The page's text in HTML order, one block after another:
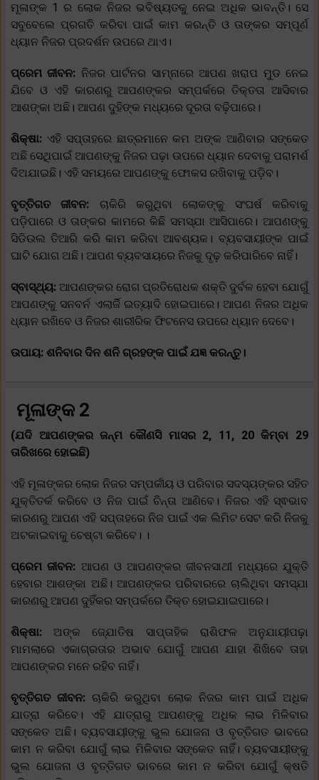
ମୂଳାଙ୍କ 1 ର ଲୋକ ନିଜର ଭବିଷ୍ୟତକୁ ନେଇ ଅଧିକ ଭାବନ୍ତି। ସେ
ସବୁବେଲେ ପ୍ରଗତି କରିବା ପାଇଁ କାମ କରନ୍ତି ଓ ତାଙ୍କର ସମ୍ପୂର୍ଣ
ଧ୍ୟାନ ନିଜର ପ୍ରଦର୍ଶନ ଉପରେ ଥାଏ।
ପ୍ରେମ ଜୀବନ: ନିଜର ପାର୍ଟନର ସାମ୍ନାରେ ଆପଣ ଖରାପ ମୁଡ ନେଇ
ଯିବେ ଓ ଏହି କାରଣରୁ ଆପଣଙ୍କର ସମ୍ପର୍କରେ ତିକ୍ତତା ଆସିବାର
ଆଶଙ୍କା ଅଛି। ଆପଣ ଦୁହିଙ୍କ ମଧ୍ୟରେ ଦୂରତା ବଢ଼ିପାରେ।
ଶିକ୍ଷା: ଏହି ସପ୍ତାହରେ ଛାତ୍ରମାନେ କମ ଅଙ୍କ ଆଣିବାର ସଙ୍କେତ
ଅଛି ସେଥିପାଇଁ ଆପଣଙ୍କୁ ନିଜର ପଢ଼ା ଉପରେ ଧ୍ୟାନ ଦେବାକୁ ପରାମର୍ଶ
ଦିଅଯାଇଛି। ଏହି ସମୟରେ ଆପଣଙ୍କୁ ଫୋକସ ରଖିବାକୁ ପଡ଼ିବ।
ବୃତ୍ତିଗତ ଜୀବନ: ଚାକିରି କରୁଥିବା ଲୋକଙ୍କୁ ସଂଘର୍ଷ କରିବାକୁ
ପଡ଼ିପାରେ ଓ ତାଙ୍କର କାମରେ କିଛି ସମସ୍ଯା ଆସିପାରେ। ଆପଣଙ୍କୁ
ସିଡିଉଲ ତିଆରି କରି କାମ କରିବା ଆବଶ୍ୟକ। ବ୍ୟବସାୟୀଙ୍କ ପାଇଁ
ଘାଟି ଯୋଗ ଅଛି। ଆପଣ ବ୍ୟବସାୟରେ ନିଜକୁ ଦୃଢ଼ କରିପାରିବେ ନାହିଁ।
ସ୍ବାସ୍ଥ୍ୟ: ଆପଣଙ୍କର ରୋଗ ପ୍ରତିରୋଧକ ଶକ୍ତି ଦୁର୍ବଳ ହେବା ଯୋଗୁଁ
ଆପଣଙ୍କୁ ସନବର୍ନ ଏଲାର୍ଜି ଇତ୍ୟାଦି ହୋଇପାରେ। ଆପଣ ନିଜର ଅଧିକ
ଧ୍ୟାନ ରଖିବେ ଓ ନିଜର ଶାରୀରିକ ଫିଟନେସ ଉପରେ ଧ୍ୟାନ ଦେବେ।
ଉପାୟ: ଶନିବାର ଦିନ ଶନି ଗ୍ରହଙ୍କ ପାଇଁ ଯଜ୍ଞ କରନ୍ତୁ।
ମୂଳାଙ୍କ 2
(ଯଦି ଆପଣଙ୍କର ଜନ୍ମ କୌଣସି ମାସର 2, 11, 20 କିମ୍ବା 29
ତାରିଖରେ ହୋଇଛି)
ଏହି ମୂଳାଙ୍କର ଲୋକ ନିଜର ସମ୍ପର୍କୀୟ ଓ ପରିବାର ସଦସ୍ୟଙ୍କର ସହିତ
ଯୁକ୍ତିତର୍କ କରିବେ ଓ ନିଜ ପାଇଁ ଚିନ୍ତା ଆଣିବେ। ନିଜର ଏହି ସ୍ଵଭାବ
କାରଣରୁ ଆପଣ ଏହି ସପ୍ତାହରେ ନିଜ ପାଇଁ ଏକ ଲିମିଟ ସେଟ କରି ନିଜକୁ
ଅଟକାଇବାକୁ ଚେଷ୍ଟା କରିବେ। ।
ପ୍ରେମ ଜୀବନ: ଆପଣ ଓ ଆପଣଙ୍କର ଜୀବନସାଥୀ ମଧ୍ୟରେ ଯୁକ୍ତି
ହେବାର ଆଶଙ୍କା ଅଛି। ଆପଣଙ୍କର ପରିବାରରେ ଚାଲିଥିବା ସମସ୍ଯା
କାରଣରୁ ଆପଣ ଦୁହିଁକର ସମ୍ପର୍କରେ ତିକ୍ତ ହୋଇଯାଇପାରେ।
ଶିକ୍ଷା: ଅଙ୍କ ଜ୍ଯୋତିଷ ସାପ୍ତାହିକ ରାଶିଫଳ ଅନୁଯାୟୀପଢ଼ା
ମାମଲାରେ ଏକାଗ୍ରତାର ଅଭାବ ଯୋଗୁଁ ଆପଣ ଯାହା ଶିଖିବେ ତାହା
ଆପଣଙ୍କର ମନେ ରହିବ ନାହିଁ।
ବୃତ୍ତିଗତ ଜୀବନ: ଚାକିରି କରୁଥିବା ଲୋକ ନିଜର କାମ ପାଇଁ ଅଧିକ
ଯାତ୍ରା କରିବେ। ଏହି ଯାତ୍ରାରୁ ଆପଣଙ୍କୁ ଅଧିକ ଲାଭ ମିଳିବାର
ସଙ୍କେତ ଅଛି। ବ୍ୟବସାୟୀଙ୍କୁ ଭୁଲ ଯୋଜନା ଓ ବୃତ୍ତିଗତ ଭାବରେ
କାମ ନ କରିବା ଯୋଗୁଁ ଲାଭ ମିଳିବାର ସଙ୍କେତ ନାହିଁ। ବ୍ୟବସାୟୀଙ୍କୁ
ଭୁଲ ଯୋଜନା ଓ ବୃତ୍ତିଗତ ଭାବରେ କାମ ନ କରିବା ଯୋଗୁଁ କ୍ଷତି